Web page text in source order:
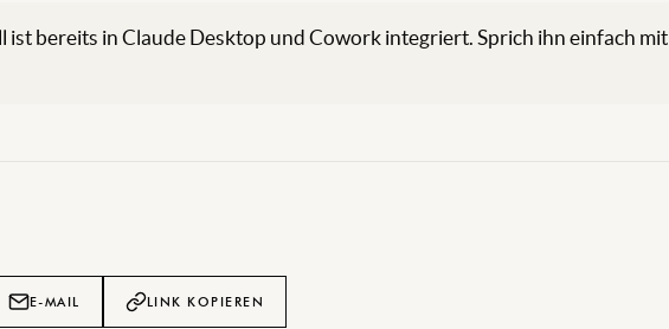
ist bereits in Claude Desktop und Cowork integriert. Sprich ihn einfach mit
E-MAIL LINK KOPIEREN